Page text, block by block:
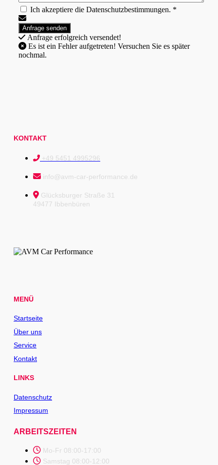
Ich akzeptiere die Datenschutzbestimmungen. *
Anfrage erfolgreich versendet!
nochmal.
KONTAKT
+49 5451 4995296
info@avm-car-performance.de
Glücksburger Straße 31
49477 Ibbenbüren
MENÜ
Startseite
Über uns
Service
Kontakt
LINKS
Datenschutz
Impressum
ARBEITSZEITEN
Mo-Fr 08:00-17:00
Samstag 08:00-12:00